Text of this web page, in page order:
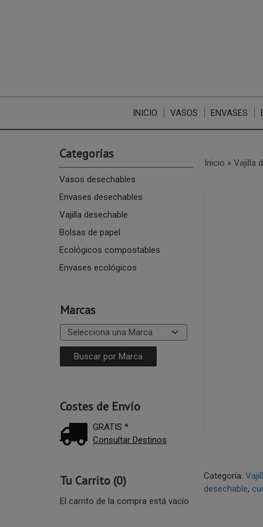
INICIO VASOS ENVASES
Categorías
Vasos desechables
Envases desechables
Vajilla desechable
Bolsas de papel
Ecológicos compostables
Envases ecológicos
Marcas
Costes de Envío
GRATIS *
Consultar Destinos
Tu Carrito (0)
El carrito de la compra está vacío
Inicio » Vajilla
Categoría:
desechable